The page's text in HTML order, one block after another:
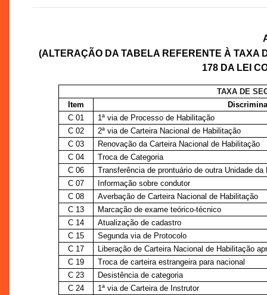
(ALTERAÇÃO DA TABELA REFERENTE À TAXA
178 DA LEI
TAXA DE
Item
C 01
1ª via de Processo de Habilitação
C 02
2ª via de Carteira Nacional de Habilitação
C 03
Renovação da Carteira Nacional de Habilitação
C 04
Troca de Categoria
C 06
Transferência de prontuário de outra Unidade da
C 07
Informação sobre condutor
C 08
Averbação de Carteira Nacional de Habilitação
C 13
Marcação de exame teórico-técnico
C 14
Atualização de cadastro
C 15
Segunda via de Protocolo
C 17
Liberação de Carteira Nacional de Habilitação
C 19
Troca de carteira estrangeira para nacional
C 23
Desistência de categoria
C 24
1ª via de Carteira de Instrutor